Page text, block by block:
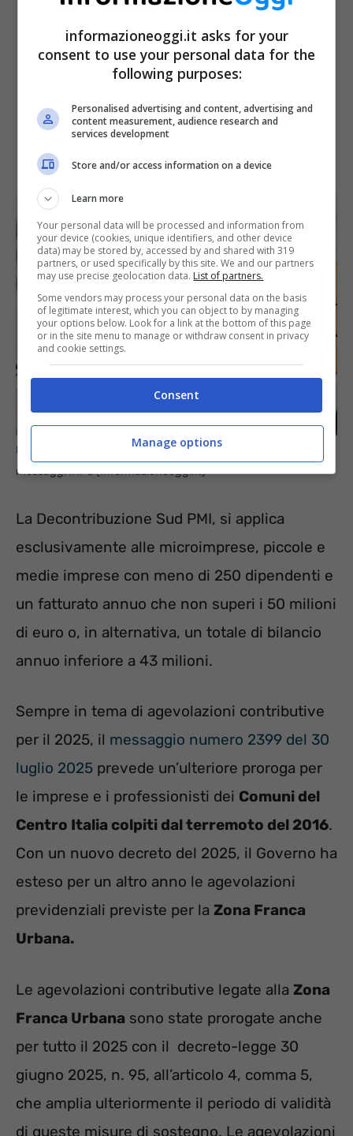
Decontribuzione ed esenzione contributiva per le PMI: 2
messaggi INPS (Informazioneoggi.it)
La Decontribuzione Sud PMI, si applica
esclusivamente alle microimprese, piccole e
medie imprese con meno di 250 dipendenti e
un fatturato annuo che non superi i 50 milioni
di euro o, in alternativa, un totale di bilancio
annuo inferiore a 43 milioni.
Sempre in tema di agevolazioni contributive
per il 2025, il messaggio numero 2399 del 30
luglio 2025 prevede un’ulteriore proroga per
le imprese e i professionisti dei Comuni del
Centro Italia colpiti dal terremoto del 2016.
Con un nuovo decreto del 2025, il Governo ha
esteso per un altro anno le agevolazioni
previdenziali previste per la Zona Franca
Urbana.
Le agevolazioni contributive legate alla Zona
Franca Urbana sono state prorogate anche
per tutto il 2025 con il decreto-legge 30
giugno 2025, n. 95, all’articolo 4, comma 5,
che amplia ulteriormente il periodo di validità
di queste misure di sostegno. Le agevolazioni
informazioneoggi.it asks for your
consent to use your personal data for the
following purposes:
Personalised advertising and content, advertising and
content measurement, audience research and
services development
Store and/or access information on a device
Learn more
Your personal data will be processed and information from
your device (cookies, unique identifiers, and other device
data) may be stored by, accessed by and shared with 319
partners, or used specifically by this site. We and our partners
may use precise geolocation data. List of partners.
Some vendors may process your personal data on the basis
of legitimate interest, which you can object to by managing
your options below. Look for a link at the bottom of this page
or in the site menu to manage or withdraw consent in privacy
and cookie settings.
Consent
Manage options